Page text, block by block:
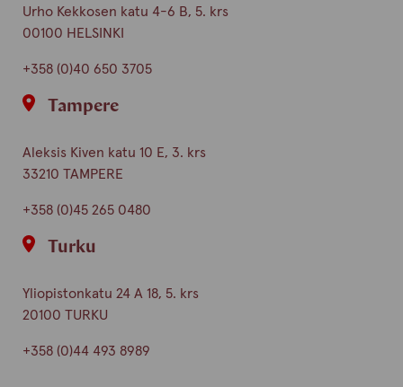
Urho Kekkosen katu 4-6 B, 5. krs
00100 HELSINKI
+358 (0)40 650 3705
Tampere
Aleksis Kiven katu 10 E, 3. krs
33210 TAMPERE
+358 (0)45 265 0480
Turku
Yliopistonkatu 24 A 18, 5. krs
20100 TURKU
+358 (0)44 493 8989